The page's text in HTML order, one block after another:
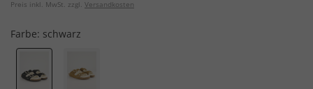
Preis inkl. MwSt. zzgl. Versandkosten
Farbe: schwarz